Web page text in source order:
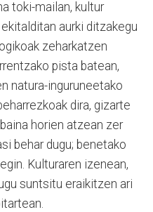
toki-mailan, kultur
aurki ditzakegu
zeharkatzen
pista batean,
natura-inguruneetako
dira, gizarte
horien atzean zer
behar dugu; benetako
Kulturaren izenean,
suntsitu eraikitzen ari